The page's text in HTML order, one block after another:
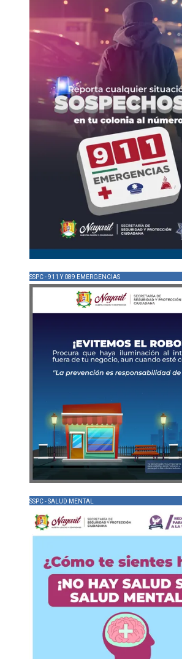
SSPC - 911 Y 089 EMERGENCIAS
SSPC - SALUD MENTAL